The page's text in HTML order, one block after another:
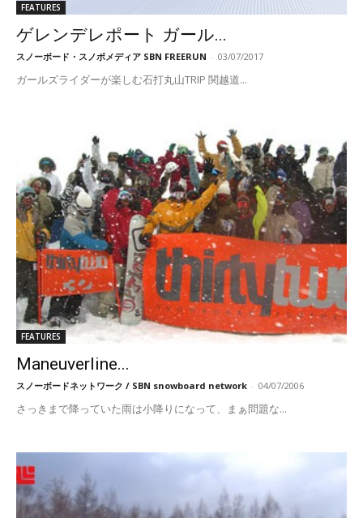
FEATURES
ゲレンデレポート ガール...
スノーボード・スノボメディア SBN FREERUN - 03/07/2017
ガールズライダーが楽しむ石打丸山TRIP 関越道...
FEATURES
Maneuverline...
スノーボードネットワーク / SBN snowboard network - 04/07/2006
さっきまで降っていた雨は小降りになって、まぁ問題な...